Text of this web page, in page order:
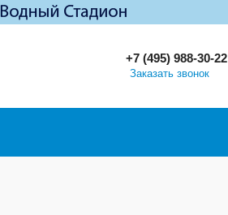
+7 (495) 988-30-22
Заказать звонок